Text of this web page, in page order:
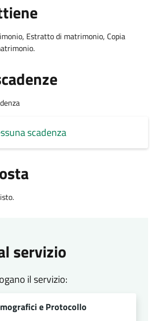
Estratto di matrimonio, Copia
scadenza
servizio
il servizio:
e Protocollo